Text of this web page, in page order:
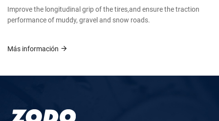
Improve the longitudinal grip of the tires,and ensure the traction
performance of muddy, gravel and snow roads.
Más información